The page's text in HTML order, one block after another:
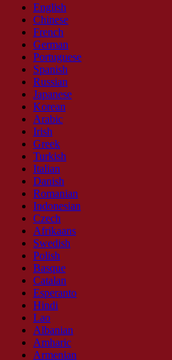
English
Chinese
French
German
Portuguese
Spanish
Russian
Japanese
Korean
Arabic
Irish
Greek
Turkish
Italian
Danish
Romanian
Indonesian
Czech
Afrikaans
Swedish
Polish
Basque
Catalan
Esperanto
Hindi
Lao
Albanian
Amharic
Armenian